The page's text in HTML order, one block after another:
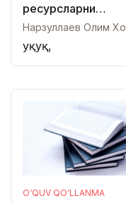
ресурсларни
муҳофаза қилиш ва
улардан
Ҳуқуқ,
O‘QUV QO‘LLANMA